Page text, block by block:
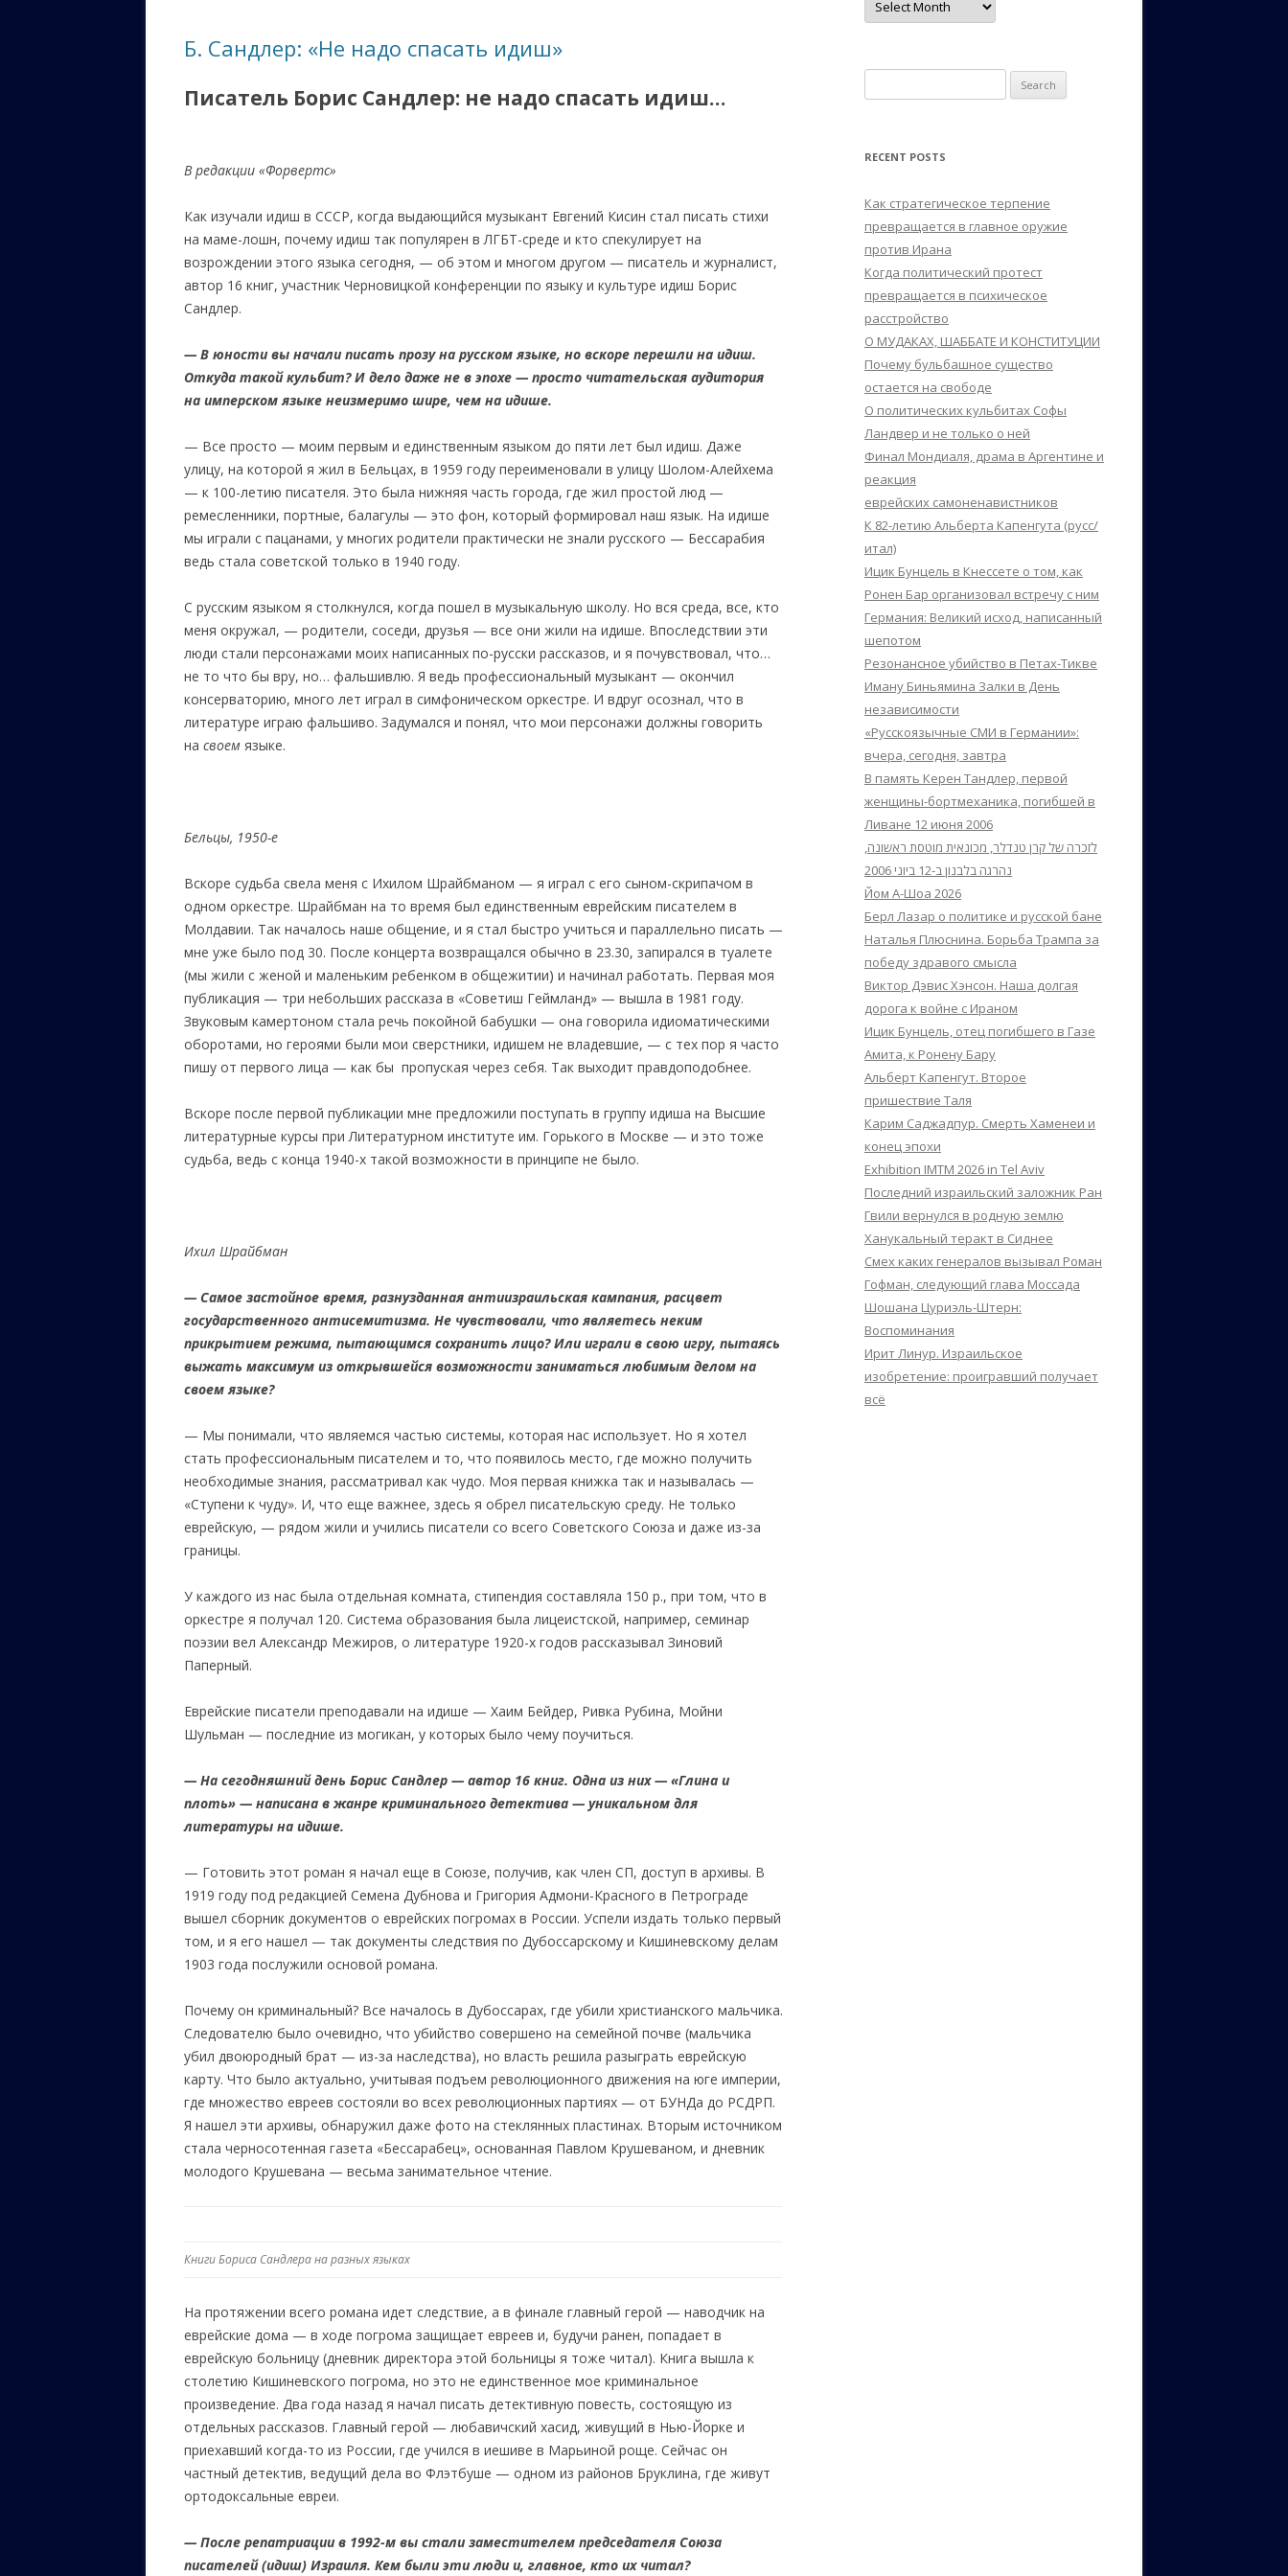
КАЛИНКОВИЧАХ СЕЙЧАС
ОЗАРИЧИ
УТОЧНЕНИЯ, ДОПОЛНЕНИЯ
КТО КОГО ИЩЕТ
Б. Сандлер: «Не надо спасать идиш»
Писатель Борис Сандлер: не надо спасать идиш…
В редакции «Форвертс»
Как изучали идиш в СССР, когда выдающийся музыкант Евгений Кисин стал писать стихи
на маме-лошн, почему идиш так популярен в ЛГБТ-среде и кто спекулирует на
возрождении этого языка сегодня, — об этом и многом другом — писатель и журналист,
автор 16 книг, участник Черновицкой конференции по языку и культуре идиш Борис
Сандлер.
— В юности вы начали писать прозу на русском языке, но вскоре перешли на идиш.
Откуда такой кульбит? И дело даже не в эпохе — просто читательская аудитория
на имперском языке неизмеримо шире, чем на идише.
— Все просто — моим первым и единственным языком до пяти лет был идиш. Даже
улицу, на которой я жил в Бельцах, в 1959 году переименовали в улицу Шолом-Алейхема
— к 100-летию писателя. Это была нижняя часть города, где жил простой люд —
ремесленники, портные, балагулы — это фон, который формировал наш язык. На идише
мы играли с пацанами, у многих родители практически не знали русского — Бессарабия
ведь стала советской только в 1940 году.
С русским языком я столкнулся, когда пошел в музыкальную школу. Но вся среда, все, кто
меня окружал, — родители, соседи, друзья — все они жили на идише. Впоследствии эти
люди стали персонажами моих написанных по-русски рассказов, и я почувствовал, что…
не то что бы вру, но… фальшивлю. Я ведь профессиональный музыкант — окончил
консерваторию, много лет играл в симфоническом оркестре. И вдруг осознал, что в
литературе играю фальшиво. Задумался и понял, что мои персонажи должны говорить
на своем языке.
Бельцы, 1950-е
Вскоре судьба свела меня с Ихилом Шрайбманом — я играл с его сыном-скрипачом в
одном оркестре. Шрайбман на то время был единственным еврейским писателем в
Молдавии. Так началось наше общение, и я стал быстро учиться и параллельно писать —
мне уже было под 30. После концерта возвращался обычно в 23.30, запирался в туалете
(мы жили с женой и маленьким ребенком в общежитии) и начинал работать. Первая моя
публикация — три небольших рассказа в «Советиш Геймланд» — вышла в 1981 году.
Звуковым камертоном стала речь покойной бабушки — она говорила идиоматическими
оборотами, но героями были мои сверстники, идишем не владевшие, — с тех пор я часто
пишу от первого лица — как бы пропуская через себя. Так выходит правдоподобнее.
Вскоре после первой публикации мне предложили поступать в группу идиша на Высшие
литературные курсы при Литературном институте им. Горького в Москве — и это тоже
судьба, ведь с конца 1940-х такой возможности в принципе не было.
Ихил Шрайбман
— Самое застойное время, разнузданная антиизраильская кампания, расцвет
государственного антисемитизма. Не чувствовали, что являетесь неким
прикрытием режима, пытающимся сохранить лицо? Или играли в свою игру, пытаясь
выжать максимум из открывшейся возможности заниматься любимым делом на
своем языке?
— Мы понимали, что являемся частью системы, которая нас использует. Но я хотел
стать профессиональным писателем и то, что появилось место, где можно получить
необходимые знания, рассматривал как чудо. Моя первая книжка так и называлась —
«Ступени к чуду». И, что еще важнее, здесь я обрел писательскую среду. Не только
еврейскую, — рядом жили и учились писатели со всего Советского Союза и даже из-за
границы.
У каждого из нас была отдельная комната, стипендия составляла 150 р., при том, что в
оркестре я получал 120. Система образования была лицеистской, например, семинар
поэзии вел Александр Межиров, о литературе 1920-х годов рассказывал Зиновий
Паперный.
Еврейские писатели преподавали на идише — Хаим Бейдер, Ривка Рубина, Мойни
Шульман — последние из могикан, у которых было чему поучиться.
— На сегодняшний день Борис Сандлер — автор 16 книг. Одна из них — «Глина и
плоть» — написана в жанре криминального детектива — уникальном для
литературы на идише.
— Готовить этот роман я начал еще в Союзе, получив, как член СП, доступ в архивы. В
1919 году под редакцией Семена Дубнова и Григория Адмони-Красного в Петрограде
вышел сборник документов о еврейских погромах в России. Успели издать только первый
том, и я его нашел — так документы следствия по Дубоссарскому и Кишиневскому делам
1903 года послужили основой романа.
Почему он криминальный? Все началось в Дубоссарах, где убили христианского мальчика.
Следователю было очевидно, что убийство совершено на семейной почве (мальчика
убил двоюродный брат — из-за наследства), но власть решила разыграть еврейскую
карту. Что было актуально, учитывая подъем революционного движения на юге империи,
где множество евреев состояли во всех революционных партиях — от БУНДа до РСДРП.
Я нашел эти архивы, обнаружил даже фото на стеклянных пластинах. Вторым источником
стала черносотенная газета «Бессарабец», основанная Павлом Крушеваном, и дневник
молодого Крушевана — весьма занимательное чтение.
Книги Бориса Сандлера на разных языках
На протяжении всего романа идет следствие, а в финале главный герой — наводчик на
еврейские дома — в ходе погрома защищает евреев и, будучи ранен, попадает в
еврейскую больницу (дневник директора этой больницы я тоже читал). Книга вышла к
столетию Кишиневского погрома, но это не единственное мое криминальное
произведение. Два года назад я начал писать детективную повесть, состоящую из
отдельных рассказов. Главный герой — любавичский хасид, живущий в Нью-Йорке и
приехавший когда-то из России, где учился в иешиве в Марьиной роще. Сейчас он
частный детектив, ведущий дела во Флэтбуше — одном из районов Бруклина, где живут
ортодоксальные евреи.
— После репатриации в 1992-м вы стали заместителем председателя Союза
писателей (идиш) Израиля. Кем были эти люди и, главное, кто их читал?
for:
RECENT POSTS
Как стратегическое терпение
превращается в главное оружие
против Ирана
Когда политический протест
превращается в психическое
расстройство
О МУДАКАХ, ШАББАТЕ И КОНСТИТУЦИИ
Почему бульбашное существо
остается на свободе
О политических кульбитах Софы
Ландвер и не только о ней
Финал Мондиаля, драма в Аргентине и
реакция
еврейских самоненавистников
К 82-летию Альберта Капенгута (русс/
итал)
Ицик Бунцель в Кнессете о том, как
Ронен Бар организовал встречу с ним
Германия: Великий исход, написанный
шепотом
Резонансное убийство в Петах-Тикве
Иману Биньямина Залки в День
независимости
«Русскоязычные СМИ в Германии»:
вчера, сегодня, завтра
В память Керен Тандлер, первой
женщины-бортмеханика, погибшей в
Ливане 12 июня 2006
לזכרה של קרן טנדלר, מכונאית מוטסת ראשונה,
נהרגה בלבנון ב-12 ביוני 2006
Йом А-Шоа 2026
Берл Лазар о политике и русской бане
Наталья Плюснина. Борьба Трампа за
победу здравого смысла
Виктор Дэвис Хэнсон. Наша долгая
дорога к войне с Ираном
Ицик Бунцель, отец погибшего в Газе
Амита, к Ронену Бару
Альберт Капенгут. Второе
пришествие Таля
Карим Саджадпур. Смерть Хаменеи и
конец эпохи
Exhibition IMTM 2026 in Tel Aviv
Последний израильский заложник Ран
Гвили вернулся в родную землю
Ханукальный теракт в Сиднее
Смех каких генералов вызывал Роман
Гофман, следующий глава Моссада
Шошана Цуриэль-Штерн:
Воспоминания
Ирит Линур. Израильское
изобретение: проигравший получает
всё